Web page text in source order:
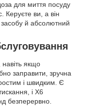
для миття посуду
Керуєте ви, а він
й абсолютний
якщо
заправити, зручна
і швидким. Є
і X6
безперервно.